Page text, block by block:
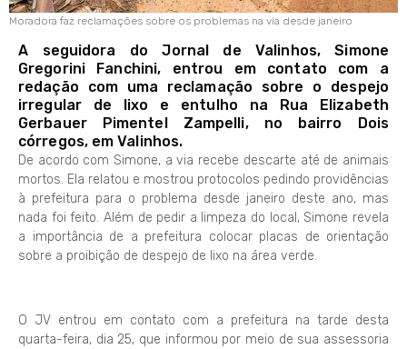
Moradora faz reclamações sobre os problemas na via desde janeiro
A seguidora do Jornal de Valinhos, Simone
Gregorini Fanchini, entrou em contato com a
redação com uma reclamação sobre o despejo
irregular de lixo e entulho na Rua Elizabeth
Gerbauer Pimentel Zampelli, no bairro Dois
córregos, em Valinhos.
De acordo com Simone, a via recebe descarte até de animais
mortos. Ela relatou e mostrou protocolos pedindo providências
à prefeitura para o problema desde janeiro deste ano, mas
nada foi feito. Além de pedir a limpeza do local, Simone revela
a importância de a prefeitura colocar placas de orientação
sobre a proibição de despejo de lixo na área verde.
O JV entrou em contato com a prefeitura na tarde desta
quarta-feira, dia 25, que informou por meio de sua assessoria